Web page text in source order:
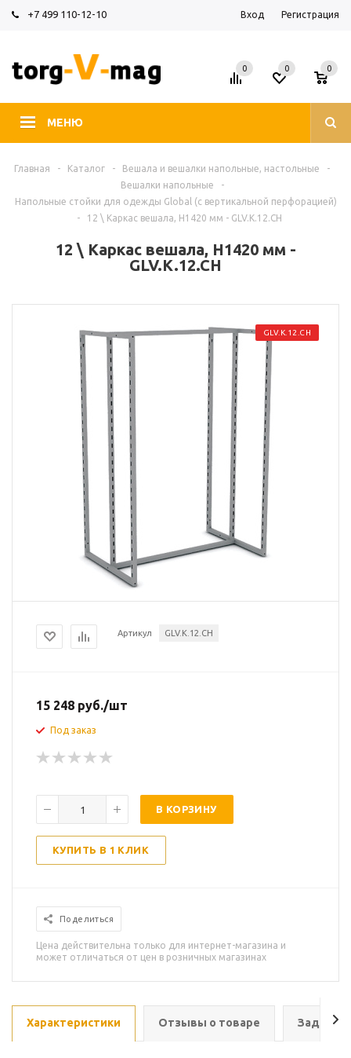
+7 499 110-12-10 Вход Регистрация
МЕНЮ
0 0
0
Главная - Каталог - Вешала и вешалки напольные, настольные
-
Вешалки напольные
-
Напольные стойки для одежды Global (с вертикальной перфорацией)
-
12 \ Каркас вешала, H1420 мм - GLV.K.12.CH
12 \ Каркас вешала, H1420 мм -
GLV.K.12.CH
GLV.K.12.CH
Артикул GLV.K.12.CH
15 248 руб./шт
Под заказ
В КОРЗИНУ
КУПИТЬ В 1 КЛИК
Поделиться
Цена действительна только для интернет-магазина и
может отличаться от цен в розничных магазинах
Характеристики Отзывы о товаре Задать